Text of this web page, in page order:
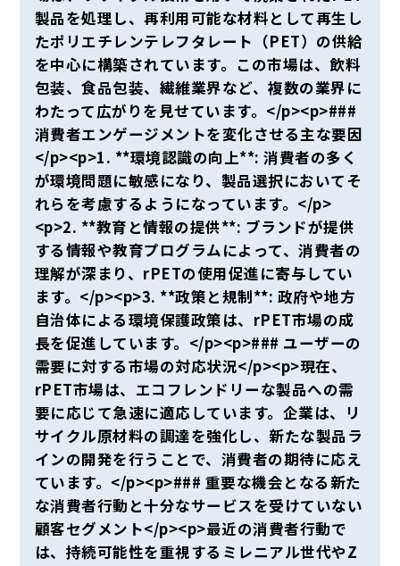
製品を処理し、再利用可能な材料として再生し
たポリエチレンテレフタレート（PET）の供給
を中心に構築されています。この市場は、飲料
包装、食品包装、繊維業界など、複数の業界に
わたって広がりを見せています。</p><p>###
消費者エンゲージメントを変化させる主な要因
</p><p>1. **環境認識の向上**: 消費者の多く
が環境問題に敏感になり、製品選択においてそ
れらを考慮するようになっています。</p>
<p>2. **教育と情報の提供**: ブランドが提供
する情報や教育プログラムによって、消費者の
理解が深まり、rPETの使用促進に寄与してい
ます。</p><p>3. **政策と規制**: 政府や地方
自治体による環境保護政策は、rPET市場の成
長を促進しています。</p><p>### ユーザーの
需要に対する市場の対応状況</p><p>現在、
rPET市場は、エコフレンドリーな製品への需
要に応じて急速に適応しています。企業は、リ
サイクル原材料の調達を強化し、新たな製品ラ
インの開発を行うことで、消費者の期待に応え
ています。</p><p>### 重要な機会となる新た
な消費者行動と十分なサービスを受けていない
顧客セグメント</p><p>最近の消費者行動で
は、持続可能性を重視するミレニアル世代やZ